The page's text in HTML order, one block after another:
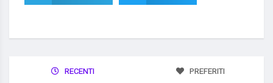
RECENTI PREFERITI